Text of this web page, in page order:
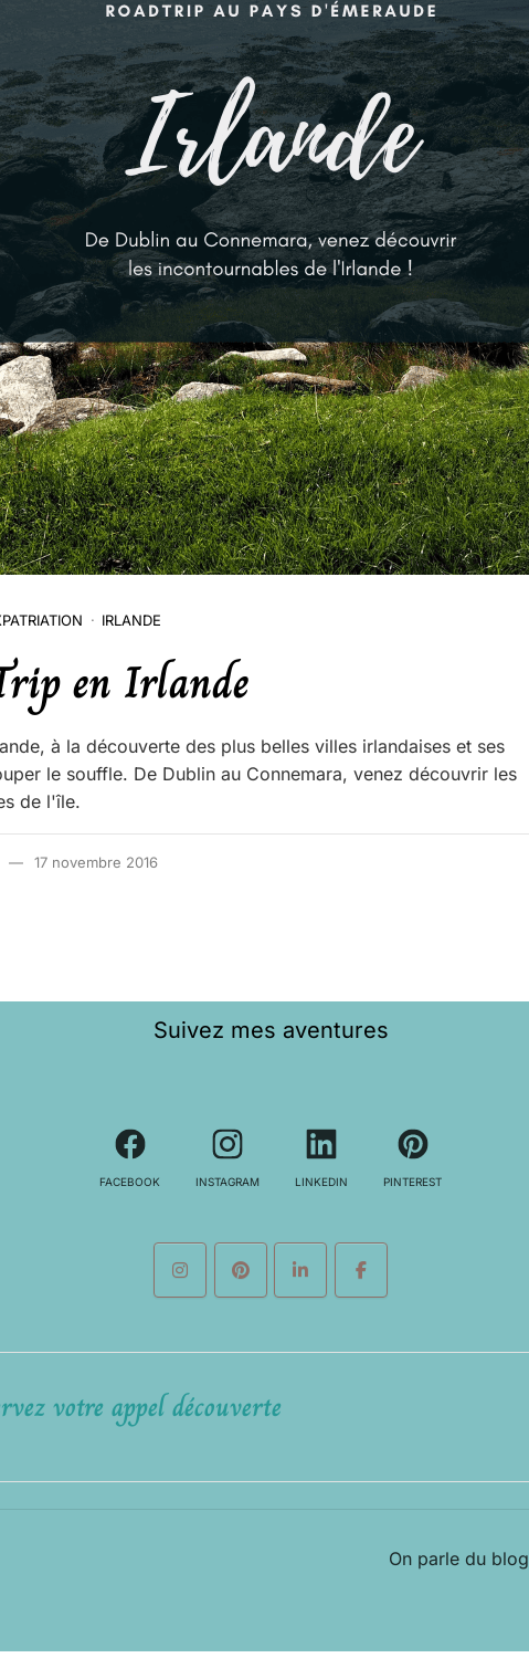
IRLANDE
en Irlande
à la découverte des plus belles villes irlandaises et ses
le souffle. De Dublin au Connemara, venez découvrir les
de l'île.
17 novembre 2016
Suivez mes aventures
FACEBOOK INSTAGRAM LINKEDIN PINTEREST
votre appel découverte
On parle du blog